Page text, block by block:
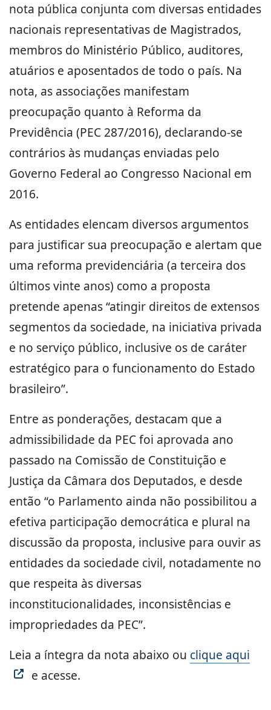
nota pública conjunta com diversas entidades
nacionais representativas de Magistrados,
membros do Ministério Público, auditores,
atuários e aposentados de todo o país. Na
nota, as associações manifestam
preocupação quanto à Reforma da
Previdência (PEC 287/2016), declarando-se
contrários às mudanças enviadas pelo
Governo Federal ao Congresso Nacional em
2016.
As entidades elencam diversos argumentos
para justificar sua preocupação e alertam que
uma reforma previdenciária (a terceira dos
últimos vinte anos) como a proposta
pretende apenas “atingir direitos de extensos
segmentos da sociedade, na iniciativa privada
e no serviço público, inclusive os de caráter
estratégico para o funcionamento do Estado
brasileiro”.
Entre as ponderações, destacam que a
admissibilidade da PEC foi aprovada ano
passado na Comissão de Constituição e
Justiça da Câmara dos Deputados, e desde
então “o Parlamento ainda não possibilitou a
efetiva participação democrática e plural na
discussão da proposta, inclusive para ouvir as
entidades da sociedade civil, notadamente no
que respeita às diversas
inconstitucionalidades, inconsistências e
impropriedades da PEC”.
Leia a íntegra da nota abaixo ou clique aqui
e acesse.